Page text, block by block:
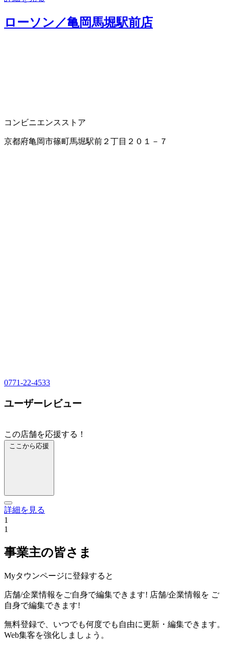
ローソン／亀岡馬堀駅前店
コンビニエンスストア
京都府亀岡市篠町馬堀駅前２丁目２０１－７
0771-22-4533
ユーザーレビュー
この店舗を応援する！
ここから応援
詳細を見る
1
1
事業主の皆さま
Myタウンページに登録すると
店舗/企業情報をご自身で編集できます! 店舗/企業情報を ご
自身で編集できます!
無料登録で、いつでも何度でも自由に更新・編集できます。
Web集客を強化しましょう。